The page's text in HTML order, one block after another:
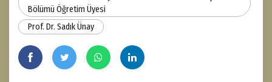
Bölümü Öğretim Üyesi
Prof. Dr. Sadık Ünay